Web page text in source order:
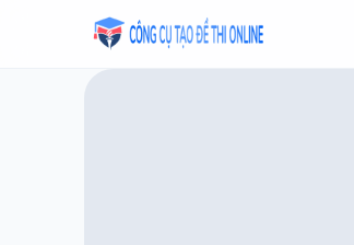
Taodethi.xyz - Tạo đề thi Online miễn phí